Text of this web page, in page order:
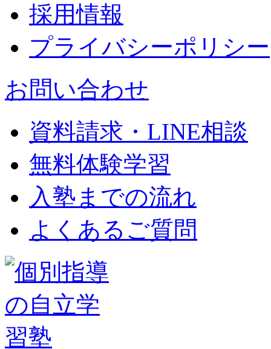
採用情報
プライバシーポリシー
お問い合わせ
資料請求・LINE相談
無料体験学習
入塾までの流れ
よくあるご質問